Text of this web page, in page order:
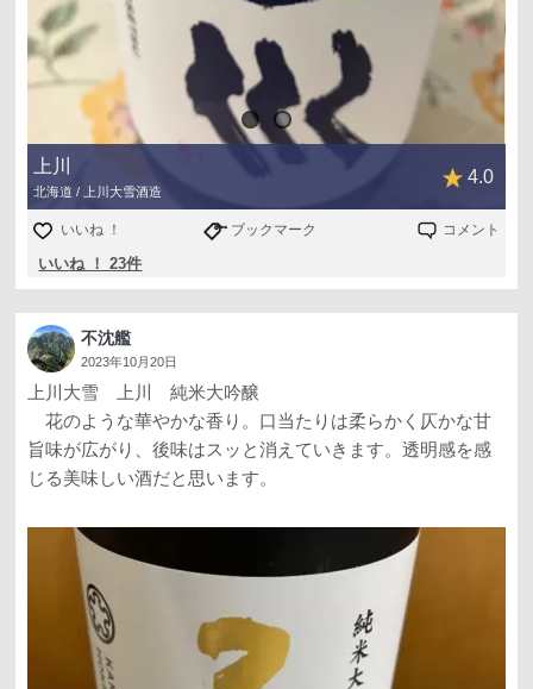
上川
北海道 / 上川大雪酒造
4.0
いいね ！ ブックマーク コメント
いいね ！ 23件
不沈艦
2023年10月20日
上川大雪 上川 純米大吟醸
花のような華やかな香り。口当たりは柔らかく仄かな甘
旨味が広がり、後味はスッと消えていきます。透明感を感
じる美味しい酒だと思います。